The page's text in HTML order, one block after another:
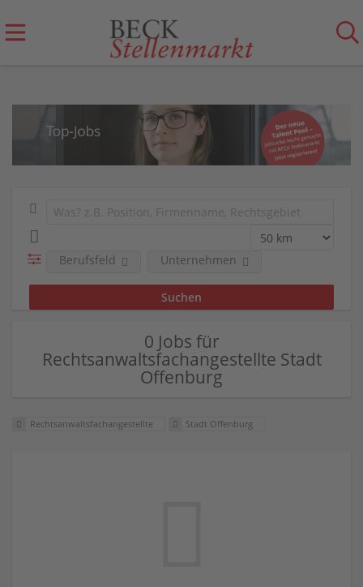
Berufsfeld Unternehmen
0 Jobs für
Rechtsanwaltsfachangestellte Stadt
Offenburg
Rechtsanwaltsfachangestellte Stadt Offenburg